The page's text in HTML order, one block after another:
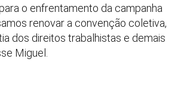
o enfrentamento da campanha
renovar a convenção coletiva,
dos direitos trabalhistas e demais
Miguel.